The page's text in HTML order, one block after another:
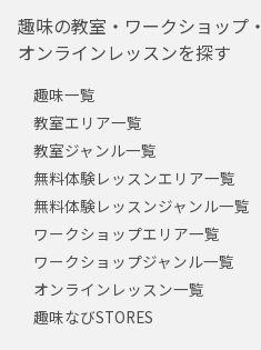
趣味の教室・ワークショップ・
オンラインレッスンを探す
趣味一覧
教室エリア一覧
教室ジャンル一覧
無料体験レッスンエリア一覧
無料体験レッスンジャンル一覧
ワークショップエリア一覧
ワークショップジャンル一覧
オンラインレッスン一覧
趣味なびSTORES